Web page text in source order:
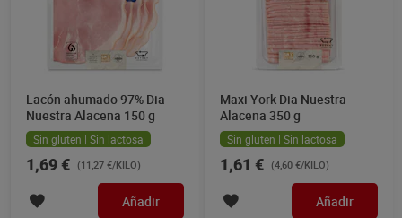
Lacón ahumado 97% Dia
Nuestra Alacena 150 g
Sin gluten | Sin lactosa
1,69 € (11,27 €/KILO)
Añadir
Maxi York Dia Nuestra
Alacena 350 g
Sin gluten | Sin lactosa
1,61 € (4,60 €/KILO)
Añadir